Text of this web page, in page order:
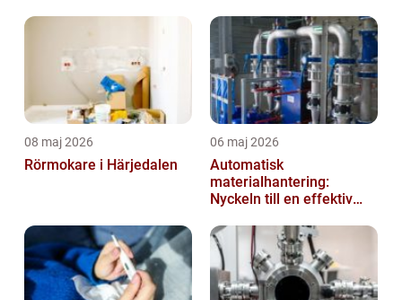
08 maj 2026
Rörmokare i Härjedalen
06 maj 2026
Automatisk
materialhantering:
Nyckeln till en effektiv